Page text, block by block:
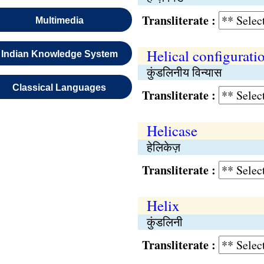
Multimedia
Indian Knowledge System
Classical Languages
Transliterate :
Helical
कुंडलिनीय विन्यास
Transliterate :
Helicase
हेलिकेज़
Transliterate :
Helix
कुंडलिनी
Transliterate :